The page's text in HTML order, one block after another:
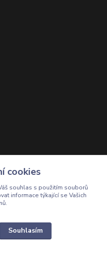
cookies.
cookies
souhlas s použitím souborů
informace týkající se Vašich
Souhlasím